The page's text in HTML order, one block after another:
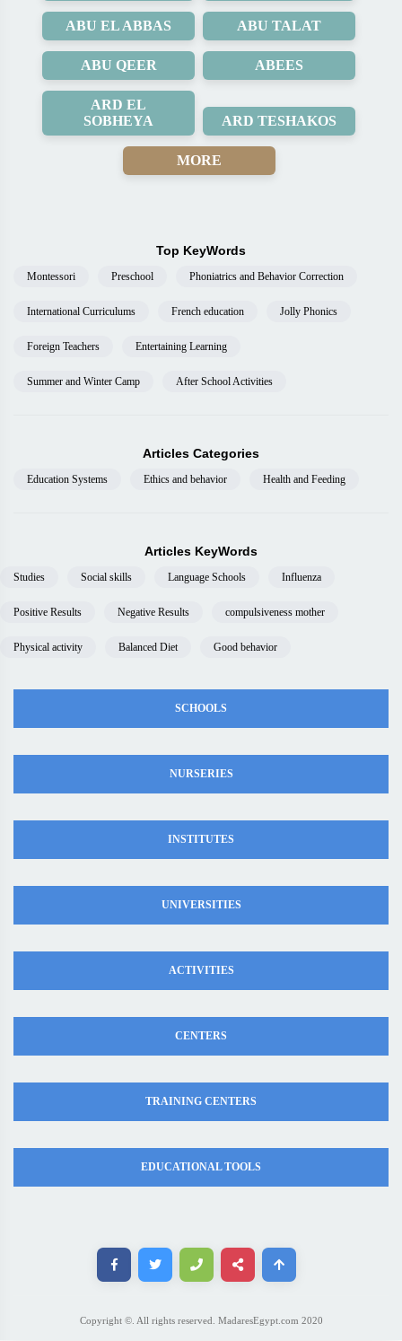
ABU EL ABBAS ABU TALAT
ABU QEER ABEES
ARD EL
SOBHEYA
ARD TESHAKOS
MORE
Top KeyWords
Montessori Preschool Phoniatrics and Behavior Correction
International Curriculums French education Jolly Phonics
Foreign Teachers Entertaining Learning
Summer and Winter Camp After School Activities
Articles Categories
Education Systems Ethics and behavior Health and Feeding
Articles KeyWords
Studies Social skills Language Schools Influenza
Positive Results Negative Results compulsiveness mother
Physical activity Balanced Diet Good behavior
SCHOOLS
NURSERIES
INSTITUTES
UNIVERSITIES
ACTIVITIES
CENTERS
TRAINING CENTERS
EDUCATIONAL TOOLS
Copyright ©. All rights reserved. MadaresEgypt.com 2020